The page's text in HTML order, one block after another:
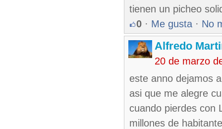
tienen un picheo
0 · Me gusta · No
Alfredo
20 de marzo
este anno dejamos
asi que me alegre
cuando pierdes con
millones de